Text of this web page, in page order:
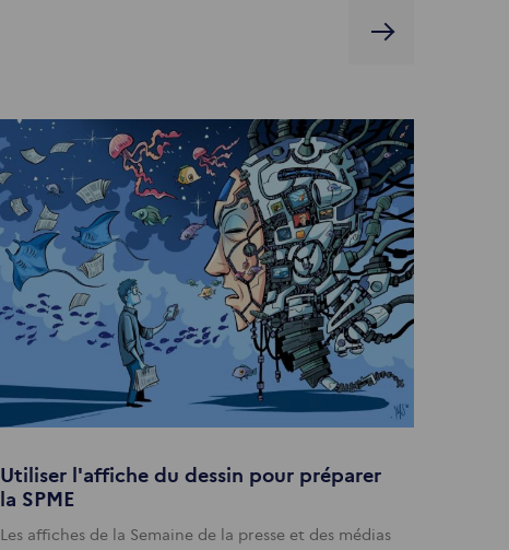
Utiliser l'affiche du dessin pour préparer
la SPME
Les affiches de la Semaine de la presse et des médias